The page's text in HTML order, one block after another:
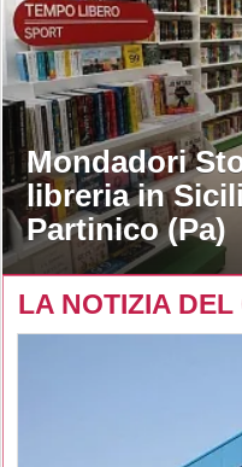
Mondadori
libreria in
Partinico (Pa)
LA NOTIZIA DEL